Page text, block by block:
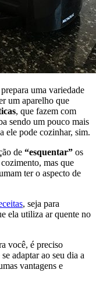
uma variedade
um aparelho que
, que fazem com
sendo um pouco mais
ele pode cozinhar, sim.
de “esquentar” os
mas que
ter o aspecto de
, seja para
ela utiliza ar quente no
você, é preciso
adaptar ao seu dia a
vantagens e